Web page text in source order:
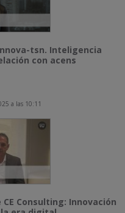
tsn. Inteligencia
con acens
a las 10:11
Consulting: Innovación